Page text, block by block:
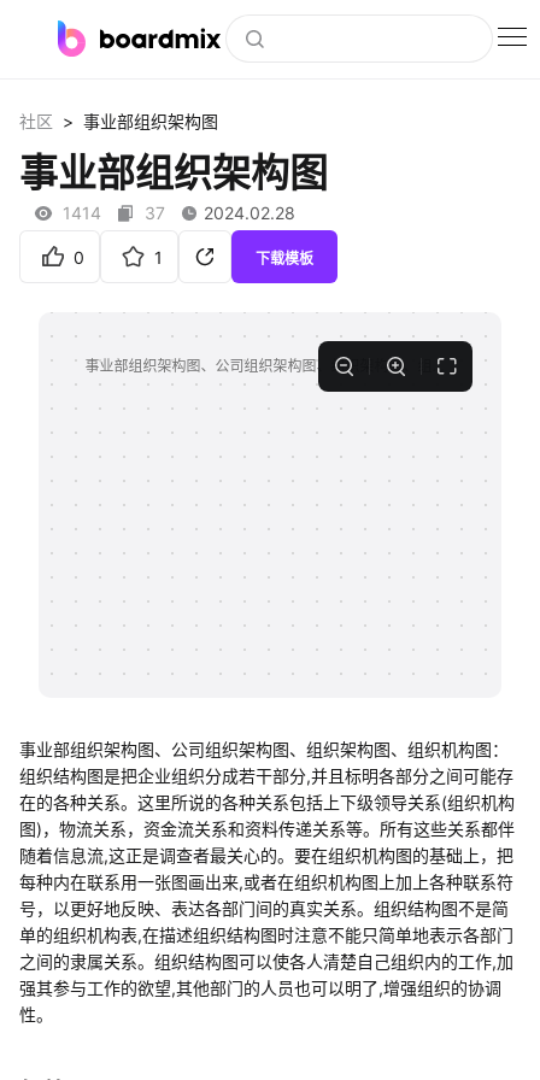
社区资源
下载
私有化部署
客户案例
支持
社区 > 事业部组织架构图
事业部组织架构图
1414 37 2024.02.28
0 1 下载模板
事业部组织架构图、公司组织架构图、组织架构图、组织机构图：
组织结构图是把企业组织分成若干部分,并且标明各部分之间可能存
在的各种关系。这里所说的各种关系包括上下级领导关系(组织机构
图)，物流关系，资金流关系和资料传递关系等。所有这些关系都伴
随着信息流,这正是调查者最关心的。要在组织机构图的基础上，把
每种内在联系用一张图画出来,或者在组织机构图上加上各种联系符
号，以更好地反映、表达各部门间的真实关系。组织结构图不是简
单的组织机构表,在描述组织结构图时注意不能只简单地表示各部门
之间的隶属关系。组织结构图可以使各人清楚自己组织内的工作,加
强其参与工作的欲望,其他部门的人员也可以明了,增强组织的协调
性。